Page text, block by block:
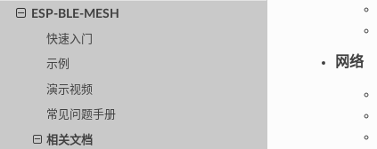
ESP-BLE-MESH
快速入门
示例
演示视频
常见问题手册
相关文档
网络